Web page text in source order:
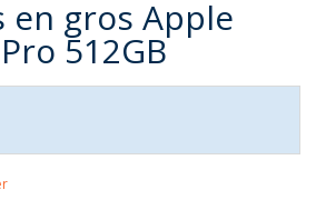
en gros Apple
512GB